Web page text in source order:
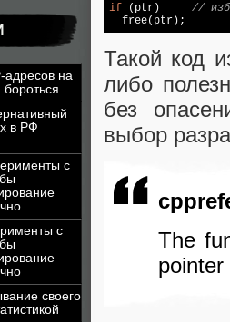
адресов на
в РФ
с
с
своего
if (ptr) //
free(ptr);
Такой код
либо
без
выбор
The